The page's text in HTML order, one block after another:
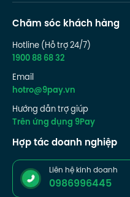
Chăm sóc khách hàng
Hotline (Hỗ trợ 24/7)
1900 88 68 32
Email
hotro@9pay.vn
Hướng dẫn trợ giúp
Trên ứng dụng 9Pay
Hợp tác doanh nghiệp
Liên hệ kinh doanh
0986996445